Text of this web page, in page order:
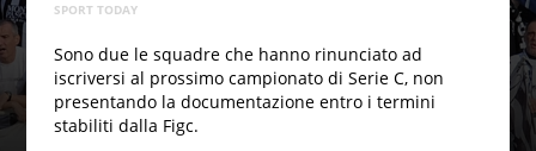
SPORT TODAY
Sono due le squadre che hanno rinunciato ad
iscriversi al prossimo campionato di Serie C, non
presentando la documentazione entro i termini
stabiliti dalla Figc.